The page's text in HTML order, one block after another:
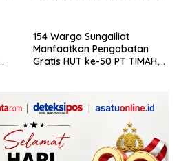
154 Warga Sungailiat
Manfaatkan Pengobatan
Gratis HUT ke-50 PT TIMAH,